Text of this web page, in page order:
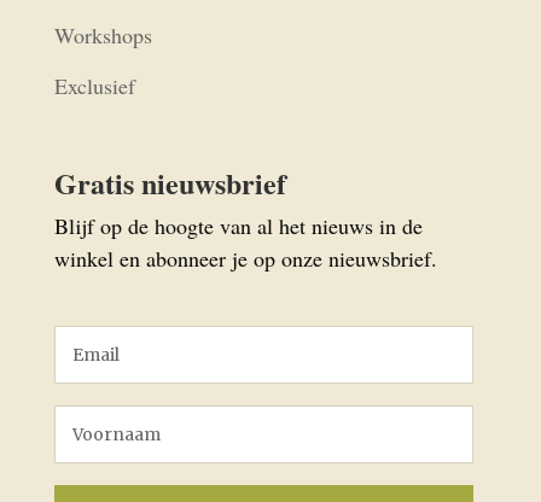
Workshops
Exclusief
Gratis nieuwsbrief
Blijf op de hoogte van al het nieuws in de
winkel en abonneer je op onze nieuwsbrief.